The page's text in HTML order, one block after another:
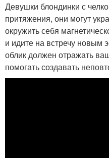
Девушки блондинки с
притяжения, они могут
окружить себя
и идите на встречу новым
облик должен отражать
помогать создавать